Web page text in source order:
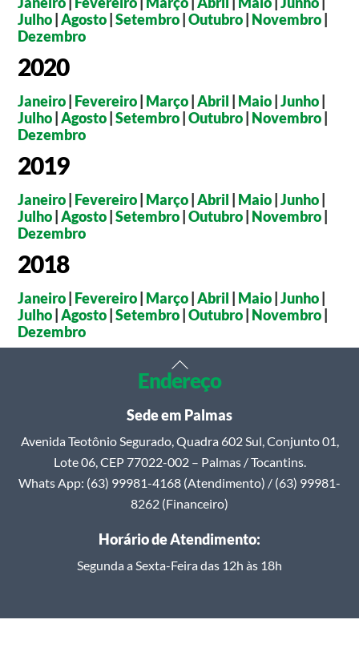
Julho |Agosto |Setembro |Outubro Novembro
Dezembro
2020
Janeiro Fevereiro Março |Abril Maio |Junho
Julho |Agosto |Setembro |Outubro Novembro
Dezembro
2019
Janeiro Fevereiro Março |Abril Maio |Junho
Julho |Agosto |Setembro |Outubro Novembro
Dezembro
2018
Janeiro Fevereiro Março |Abril Maio |Junho
Julho |Agosto |Setembro |Outubro Novembro
Dezembro
Back
To
Top
Endereço
Sede em Palmas
Avenida Teotônio Segurado, Quadra 602 Sul, Conjunto 01,
Lote 06, CEP 77022-002 – Palmas / Tocantins.
Whats App: (63) 99981-4168 (Atendimento) / (63) 99981-
8262 (Financeiro)
Horário de Atendimento:
Segunda a Sexta-Feira das 12h às 18h